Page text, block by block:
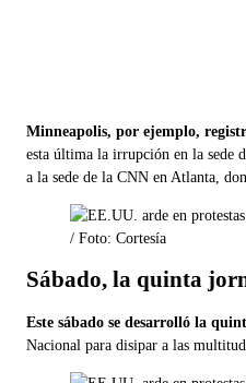
Minneapolis, por ejemplo,
esta última la irrupción en la sede
a la sede de la CNN en Atlanta,
/ Foto: Cortesía
Sábado, la quinta
Este sábado se desarrolló la
Nacional para disipar a las